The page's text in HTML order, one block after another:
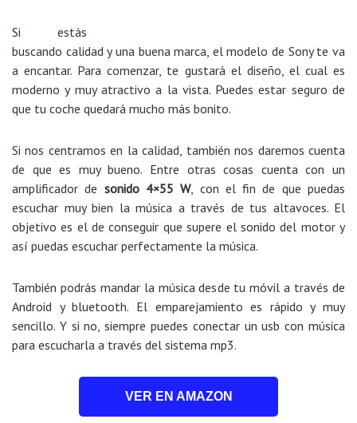
Si estás
buscando calidad y una buena marca, el modelo de Sony te va
a encantar. Para comenzar, te gustará el diseño, el cual es
moderno y muy atractivo a la vista. Puedes estar seguro de
que tu coche quedará mucho más bonito.
Si nos centramos en la calidad, también nos daremos cuenta
de que es muy bueno. Entre otras cosas cuenta con un
amplificador de sonido 4×55 W, con el fin de que puedas
escuchar muy bien la música a través de tus altavoces. El
objetivo es el de conseguir que supere el sonido del motor y
así puedas escuchar perfectamente la música.
También podrás mandar la música desde tu móvil a través de
Android y bluetooth. El emparejamiento es rápido y muy
sencillo. Y si no, siempre puedes conectar un usb con música
para escucharla a través del sistema mp3.
VER EN AMAZON